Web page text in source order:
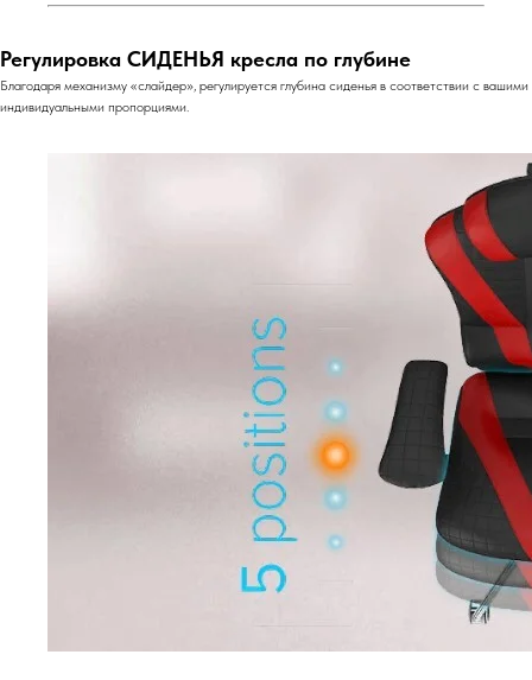
Регулировка СИДЕНЬЯ кресла по глубине
Благодаря механизму «слайдер», регулируется глубина сиденья в соответствии с вашими
индивидуальными пропорциями.